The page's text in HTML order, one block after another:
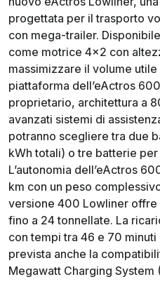
progettata per il trasporto
con mega-trailer.
come motrice 4x2 con
massimizzare il volume
piattaforma dell’eActros
proprietario, architettura a
avanzati sistemi di
potranno scegliere tra due
kWh totali) o tre batterie
L’autonomia dell’eActros
km con un peso
versione 400 Lowliner offre
fino a 24 tonnellate. La
con tempi tra 46 e 70 minuti
prevista anche la
Megawatt Charging System